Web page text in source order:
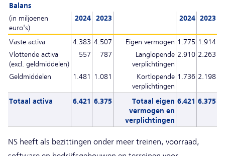
Balans
(in miljoenen
euro's)
2024 2023 2024 2023
Vaste activa 4.383 4.507 Eigen vermogen 1.775 1.914
Vlottende activa
(excl. geldmiddelen)
557 787
Langlopende
verplichtingen
2.910 2.263
Geldmiddelen 1.481 1.081
Kortlopende
verplichtingen
1.736 2.198
Totaal activa 6.421 6.375
Totaal eigen
vermogen en
verplichtingen
6.421 6.375
NS heeft als bezittingen onder meer treinen, voorraad,